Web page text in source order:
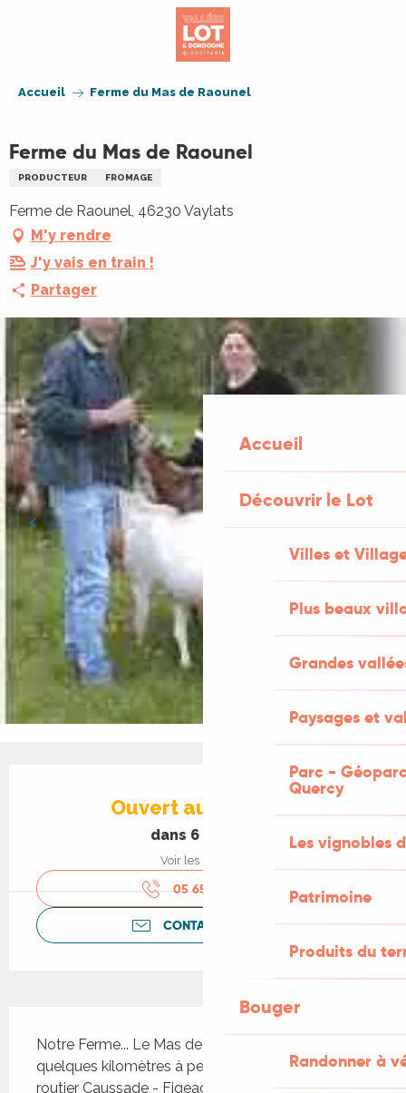
Accueil
Découvrir le Lot
Villes et
Plus beaux
Grandes
Paysages et
Parc -
Quercy
Les vignobles
Patrimoine
Produits du
Bouger
Randonner à
Accueil Ferme du Mas de Raounel
Ferme du Mas de Raounel
PRODUCTEUR FROMAGE
Ferme de Raounel, 46230 Vaylats
M'y rendre
J'y vais en train !
Partager
Ouverture et coordonnées
Ouvert aujourd'hui
dans 6 heures
Voir les horaires
05 65 24 73
CONTACTEZ-NOUS
Notre Ferme... Le Mas de Raounel se situe à
quelques kilomètres à peine de Vaylats, sur l'axe
routier Caussade - Figeac. Nous accueillons avec